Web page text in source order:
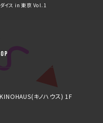
ダイス in 東京 Vol.1
キノハウス) 1F